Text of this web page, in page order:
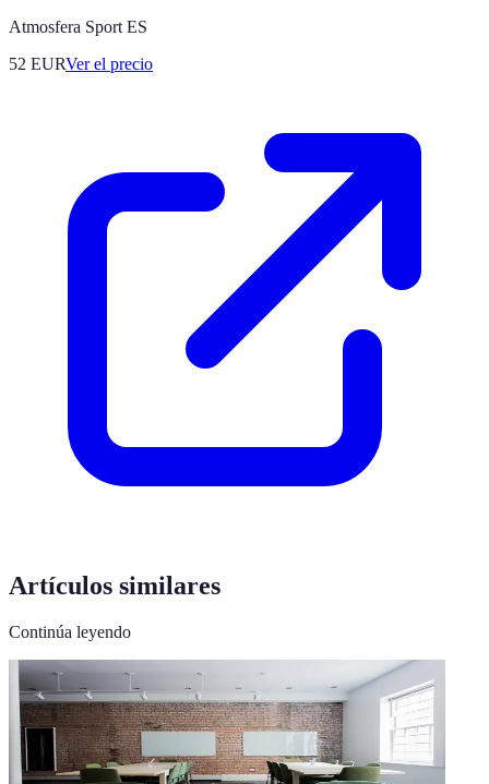
Atmosfera Sport ES
52 EURVer el precio
Artículos similares
Continúa leyendo